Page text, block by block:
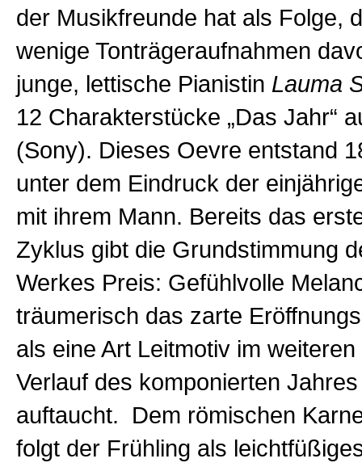
der Musikfreunde hat als Folge,
wenige Tonträgeraufnahmen
junge, lettische Pianistin Lauma
12 Charakterstücke „Das Jahr“
(Sony). Dieses Oevre entstand
unter dem Eindruck der
mit ihrem Mann. Bereits das
Zyklus gibt die Grundstimmung
Werkes Preis: Gefühlvolle
träumerisch das zarte
als eine Art Leitmotiv im
Verlauf des komponierten
auftaucht. Dem römischen
folgt der Frühling als